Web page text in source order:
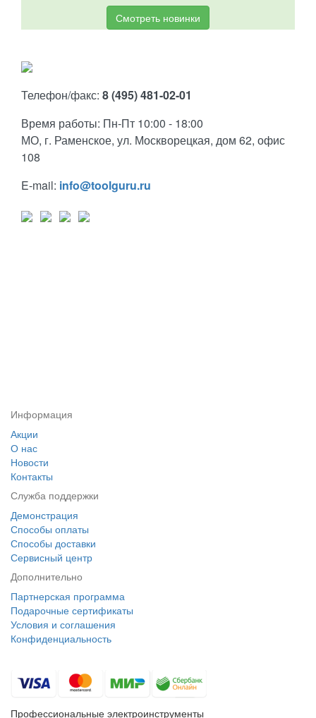
Смотреть новинки
Телефон/факс: 8 (495) 481-02-01
Время работы: Пн-Пт 10:00 - 18:00
МО, г. Раменское, ул. Москворецкая, дом 62, офис
108
E-mail: info@toolguru.ru
Информация
Акции
О нас
Новости
Контакты
Служба поддержки
Демонстрация
Способы оплаты
Способы доставки
Сервисный центр
Дополнительно
Партнерская программа
Подарочные сертификаты
Условия и соглашения
Конфиденциальность
Профессиональные электроинструменты